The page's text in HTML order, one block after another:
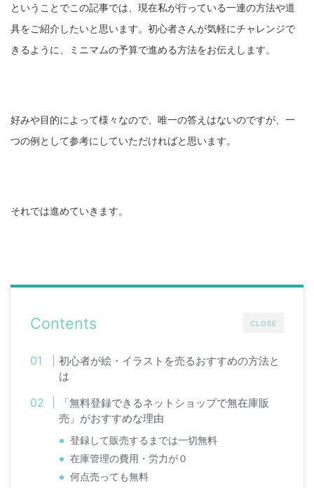
ということでこの記事では、現在私が行っている一連の方法や道
具をご紹介したいと思います。初心者さんが気軽にチャレンジで
きるように、ミニマムの予算で進める方法をお伝えします。
好みや目的によって様々なので、唯一の答えはないのですが、一
つの例として参考にしていただければと思います。
それでは進めていきます。
CLOSE
Contents
初心者が絵・イラストを売るおすすめの方法と
は
「無料登録できるネットショップで無在庫販
売」がおすすめな理由
登録して販売するまでは一切無料
在庫管理の費用・労力が０
何点売っても無料